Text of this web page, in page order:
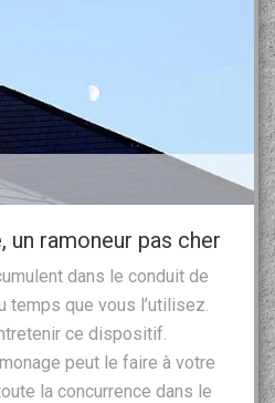
un ramoneur pas cher
dans le conduit de
temps que vous l’utilisez.
ce dispositif.
peut le faire à votre
la concurrence dans le